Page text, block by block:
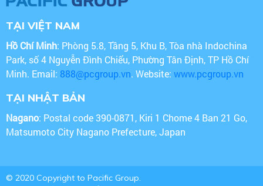
TẠI VIỆT NAM
Hồ Chí Minh: Phòng 5.8, Tầng 5, Khu B, Tòa nhà Indochina
Park, số 4 Nguyễn Đình Chiểu, Phường Tân Định, TP Hồ Chí
Minh. Email: 888@pcgroup.vn. Website: www.pcgroup.vn
TẠI NHẬT BẢN
Nagano: Postal code 390-0871, Kiri 1 Chome 4 Ban 21 Go,
Matsumoto City Nagano Prefecture, Japan
© 2020 Copyright to Pacific Group.